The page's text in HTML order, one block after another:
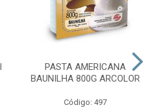
PASTA AMERICANA
BAUNILHA 800G ARCOLOR
Código: 497